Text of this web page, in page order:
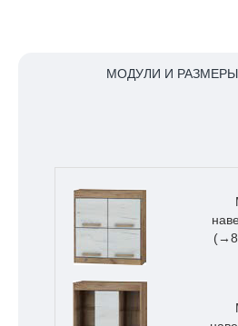
МОДУЛИ И РАЗМЕРЫ